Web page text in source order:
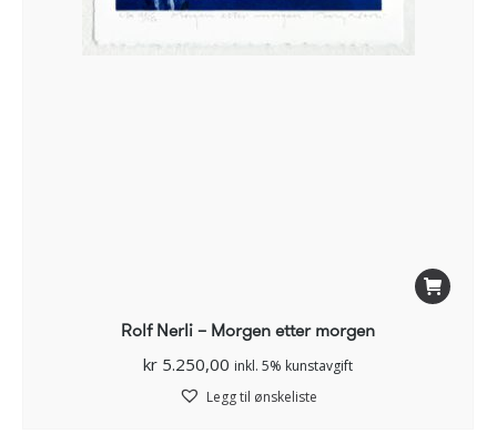
Rolf Nerli – Morgen etter morgen
kr 5.250,00 inkl. 5% kunstavgift
Legg til ønskeliste